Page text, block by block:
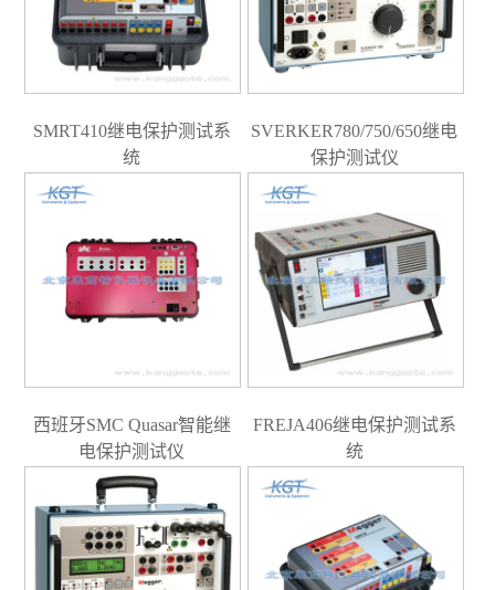
SMRT410继电保护测试系
统
SVERKER780/750/650继电
保护测试仪
西班牙SMC Quasar智能继
电保护测试仪
FREJA406继电保护测试系
统